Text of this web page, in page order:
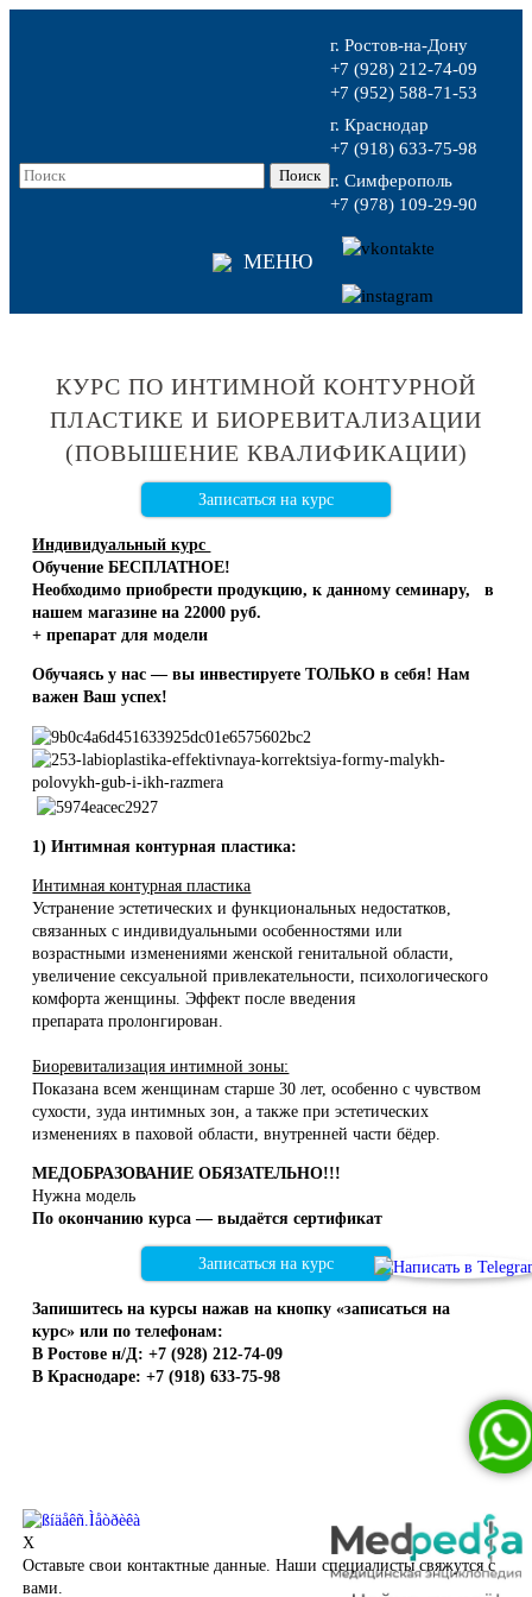
МЕНЮ
г. Ростов-на-Дону
+7 (928) 212-74-09
+7 (952) 588-71-53
г. Краснодар
+7 (918) 633-75-98
г. Симферополь
+7 (978) 109-29-90
КУРС ПО ИНТИМНОЙ КОНТУРНОЙ
ПЛАСТИКЕ И БИОРЕВИТАЛИЗАЦИИ
(ПОВЫШЕНИЕ КВАЛИФИКАЦИИ)
Записаться на курс
Индивидуальный курс
Обучение БЕСПЛАТНОЕ!
Необходимо приобреcти продукцию, к данному семинару, в
нашем магазине на 22000 руб.
+ препарат для модели
Обучаясь у нас — вы инвестируете ТОЛЬКО в себя! Нам
важен Ваш успех!
1) Интимная контурная пластика:
Интимная контурная пластика
Устранение эстетических и функциональных недостатков,
связанных с индивидуальными особенностями или
возрастными изменениями женской генитальной области,
увеличение сексуальной привлекательности, психологического
комфорта женщины. Эффект после введения
препарата пролонгирован.
Биоревитализация интимной зоны:
Показана всем женщинам старше 30 лет, особенно с чувством
сухости, зуда интимных зон, а также при эстетических
изменениях в паховой области, внутренней части бёдер.
МЕДОБРАЗОВАНИЕ ОБЯЗАТЕЛЬНО!!!
Нужна модель
По окончанию курса — выдаётся сертификат
Записаться на курс
Запишитесь на курсы нажав на кнопку «записаться на
курс» или по телефонам:
В Ростове н/Д: +7 (928) 212-74-09
В Краснодаре: +7 (918) 633-75-98
X
Оставьте свои контактные данные. Наши специалисты свяжутся с
вами.